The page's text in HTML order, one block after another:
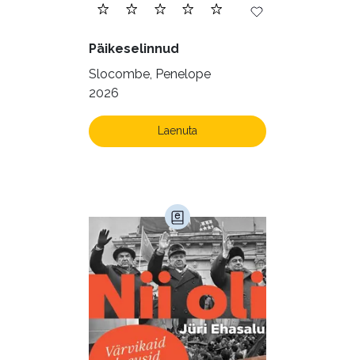
Päikeselinnud
Slocombe, Penelope
2026
Laenuta